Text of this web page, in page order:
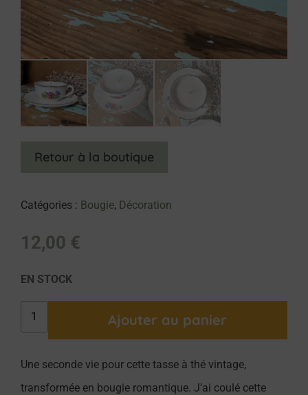
Retour à la boutique
Catégories : Bougie, Décoration
12,00 €
EN STOCK
Ajouter au panier
Une seconde vie pour cette tasse à thé vintage,
transformée en bougie romantique. J’ai coulé cette